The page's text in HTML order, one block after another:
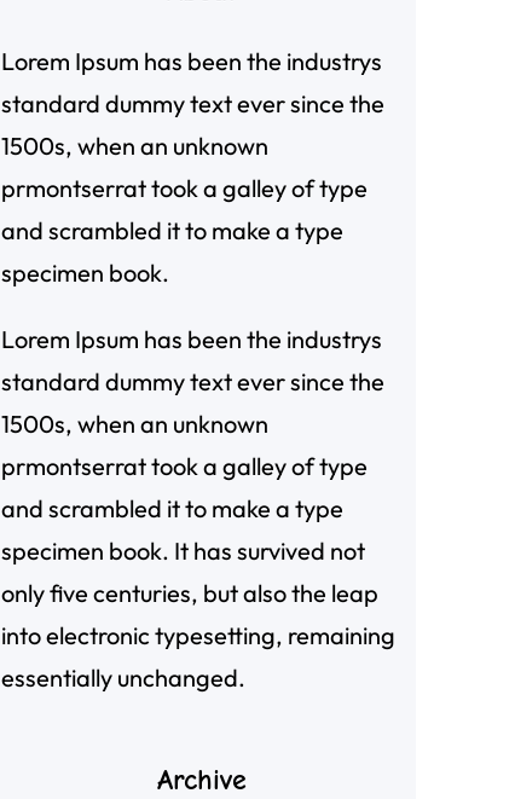
Lorem Ipsum has been the industrys
standard dummy text ever since the
1500s, when an unknown
prmontserrat took a galley of type
and scrambled it to make a type
specimen book.
Lorem Ipsum has been the industrys
standard dummy text ever since the
1500s, when an unknown
prmontserrat took a galley of type
and scrambled it to make a type
specimen book. It has survived not
only five centuries, but also the leap
into electronic typesetting, remaining
essentially unchanged.
Archive